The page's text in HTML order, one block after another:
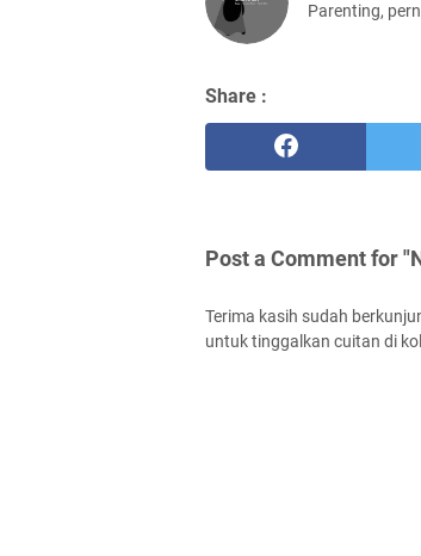
Parenting,
Share :
Post a Comment for
Terima kasih sudah
untuk tinggalkan cuitan di